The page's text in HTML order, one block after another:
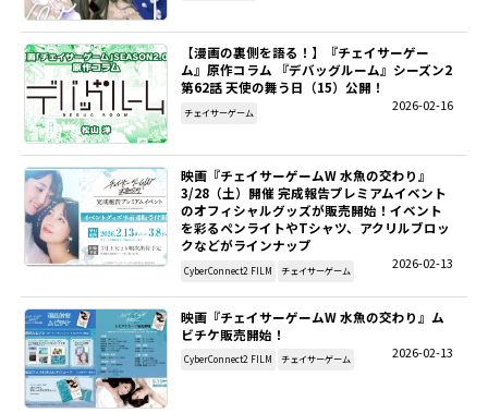
SITEMAP
EN
【漫画の裏側を語る！】『チェイサーゲー
ム』原作コラム 『デバッグルーム』シーズン2
第62話 天使の舞う日（15）公開！
2026-02-16
チェイサーゲーム
映画『チェイサーゲームW 水魚の交わり』
3/28（土）開催 完成報告プレミアムイベント
のオフィシャルグッズが販売開始！イベント
を彩るペンライトやTシャツ、アクリルブロッ
クなどがラインナップ
2026-02-13
CyberConnect2 FILM チェイサーゲーム
映画『チェイサーゲームW 水魚の交わり』ム
ビチケ販売開始！
2026-02-13
CyberConnect2 FILM チェイサーゲーム